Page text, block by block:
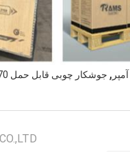
, جوشکار چوبی قابل حمل 170 درجه فارنهایت گازی